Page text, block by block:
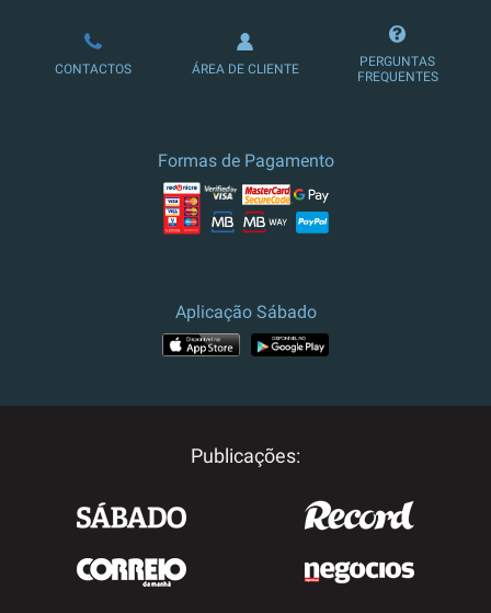
CONTACTOS ÁREA DE CLIENTE
PERGUNTAS
FREQUENTES
Formas de Pagamento
Aplicação Sábado
Publicações: